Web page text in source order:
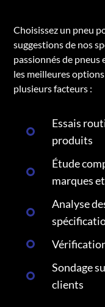
Choisissez un pneu
suggestions de nos
passionnés de pneus
les meilleures
plusieurs facteurs :
Essais
produits
Étude
marques
Analyse
Sondage
clients